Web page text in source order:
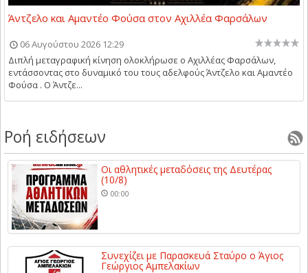
Άντζελο και Αμαντέο Φούσα στον Αχιλλέα Φαρσάλων
06 Αυγούστου 2026 12:29
Διπλή μεταγραφική κίνηση ολοκλήρωσε ο Αχιλλέας Φαρσάλων,
εντάσσοντας στο δυναμικό του τους αδελφούς Άντζελο και Αμαντέο
Φούσα . Ο Άντζε...
Ροή ειδήσεων
Οι αθλητικές μεταδόσεις της Δευτέρας
(10/8)
00:00
Συνεχίζει με Παρασκευά Σταύρο ο Άγιος
Γεώργιος Αμπελακίων